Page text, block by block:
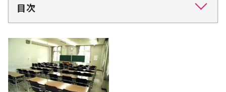
目次